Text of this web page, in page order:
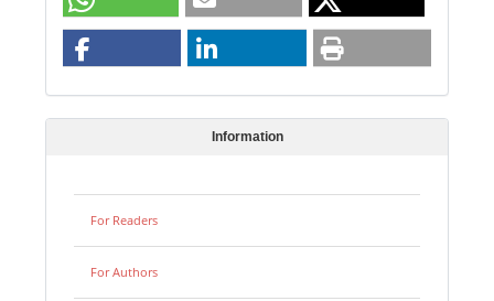
Information
For Readers
For Authors